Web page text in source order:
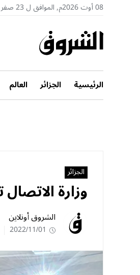
08 أوت 2026م, الموافق ل 23 صفر 1448هـ
الرئيسية الجزائر العالم
الجزائر
وزارة
الشروق أونلاين
2022/11/01